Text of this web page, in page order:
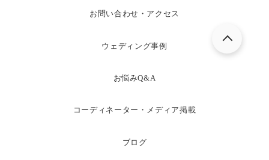
お問い合わせ・アクセス
ウェディング事例
お悩みQ&A
コーディネーター・メディア掲載
ブログ